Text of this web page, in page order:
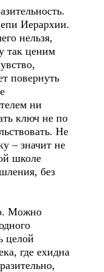
Иерархии.
нельзя,
так ценим
повернуть
ни
ключ не по
Не
– значит не
школе
без
Можно
целой
где ехидна